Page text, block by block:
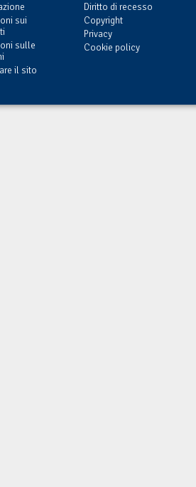
sui
sulle
il sito
Diritto di recesso
Copyright
Privacy
Cookie policy